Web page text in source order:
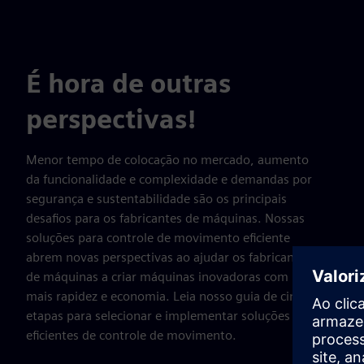
É hora de outras
perspectivas!
Menor tempo de colocação no mercado, aumento
da funcionalidade e complexidade e demandas por
segurança e sustentabilidade são os principais
desafios para os fabricantes de máquinas. Nossas
soluções para controle de movimento eficiente
abrem novas perspectivas ao ajudar os fabricantes
de máquinas a criar máquinas inovadoras com
mais rapidez e economia. Leia nosso guia de cinco
etapas para selecionar e implementar soluções
eficientes de controle de movimento.